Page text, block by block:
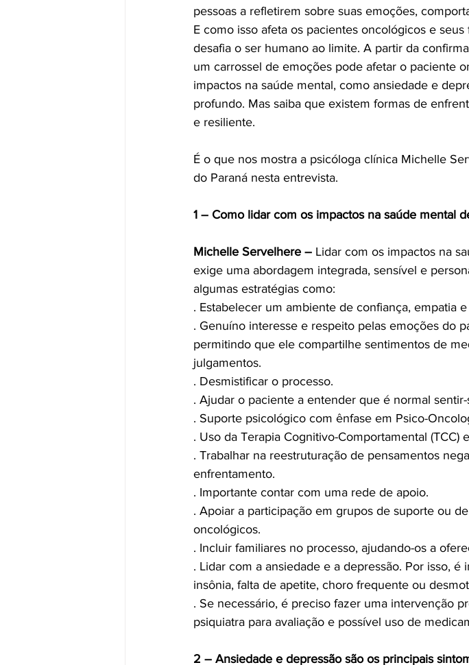
pessoas a refletirem sobre suas emoções,
E como isso afeta os pacientes oncológicos e
desafia o ser humano ao limite. A partir da
um carrossel de emoções pode afetar o paciente
impactos na saúde mental, como ansiedade e
profundo. Mas saiba que existem formas de
e resiliente.
É o que nos mostra a psicóloga clínica Michelle
do Paraná nesta entrevista.
1 – Como lidar com os impactos na saúde mental
Michelle Servelhere – Lidar com os impactos na
exige uma abordagem integrada, sensível e
algumas estratégias como:
. Estabelecer um ambiente de confiança, empatia
. Genuíno interesse e respeito pelas emoções do
permitindo que ele compartilhe sentimentos de
julgamentos.
. Desmistificar o processo.
. Ajudar o paciente a entender que é normal
. Suporte psicológico com ênfase em Psico-
. Uso da Terapia Cognitivo-Comportamental (TCC)
. Trabalhar na reestruturação de pensamentos
enfrentamento.
. Importante contar com uma rede de apoio.
. Apoiar a participação em grupos de suporte ou
oncológicos.
. Incluir familiares no processo, ajudando-os a
. Lidar com a ansiedade e a depressão. Por isso,
insônia, falta de apetite, choro frequente ou
. Se necessário, é preciso fazer uma intervenção
psiquiatra para avaliação e possível uso de
2 – Ansiedade e depressão são os principais